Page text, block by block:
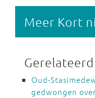
Meer Kort
Gerelateerd
Oud-
gedwongen